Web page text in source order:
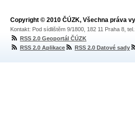
Copyright © 2010 ČÚZK, Všechna práva
Kontakt: Pod sídlištěm 9/1800, 182 11 Praha 8,
RSS 2.0 Geoportál ČÚZK
RSS 2.0 Aplikace
RSS 2.0 Datové sady